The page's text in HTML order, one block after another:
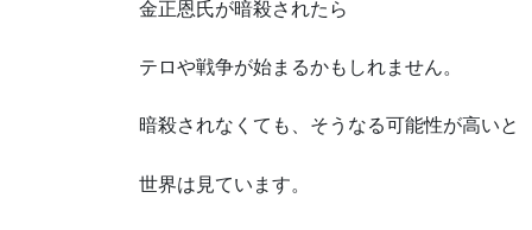
金正恩氏が暗殺されたら
テロや戦争が始まるかもしれません。
暗殺されなくても、そうなる可能性が高いと
世界は見ています。